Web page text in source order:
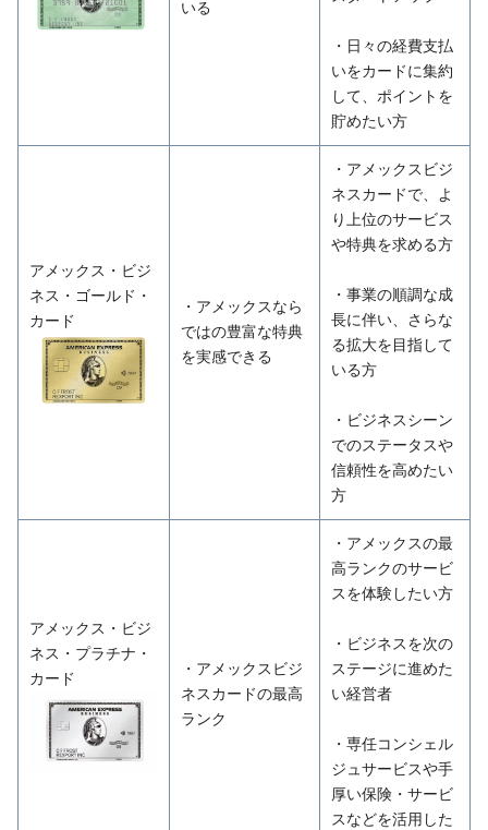
いる
・日々の経費支払
いをカードに集約
して、ポイントを
貯めたい方
アメックス・ビジ
ネス・ゴールド・
カード
・アメックスなら
ではの豊富な特典
を実感できる
・アメックスビジ
ネスカードで、よ
り上位のサービス
や特典を求める方
・事業の順調な成
長に伴い、さらな
る拡大を目指して
いる方
・ビジネスシーン
でのステータスや
信頼性を高めたい
方
アメックス・ビジ
ネス・プラチナ・
カード
・アメックスビジ
ネスカードの最高
ランク
・アメックスの最
高ランクのサービ
スを体験したい方
・ビジネスを次の
ステージに進めた
い経営者
・専任コンシェル
ジュサービスや手
厚い保険・サービ
スなどを活用した